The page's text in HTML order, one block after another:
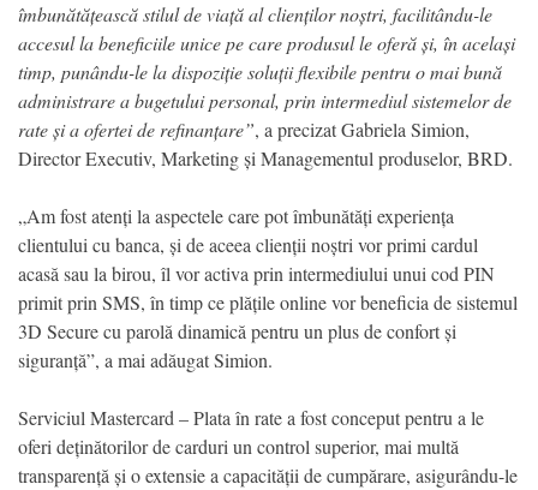
îmbunătățească stilul de viață al clienților noștri, facilitându-le
accesul la beneficiile unice pe care produsul le oferă și, în același
timp, punându-le la dispoziție soluții flexibile pentru o mai bună
administrare a bugetului personal, prin intermediul sistemelor de
rate și a ofertei de refinanțare”, a precizat Gabriela Simion,
Director Executiv, Marketing și Managementul produselor, BRD.
„Am fost atenți la aspectele care pot îmbunătăți experiența
clientului cu banca, și de aceea clienții noștri vor primi cardul
acasă sau la birou, îl vor activa prin intermediului unui cod PIN
primit prin SMS, în timp ce plățile online vor beneficia de sistemul
3D Secure cu parolă dinamică pentru un plus de confort și
siguranță”, a mai adăugat Simion.
Serviciul Mastercard – Plata în rate a fost conceput pentru a le
oferi deținătorilor de carduri un control superior, mai multă
transparență și o extensie a capacității de cumpărare, asigurându-le